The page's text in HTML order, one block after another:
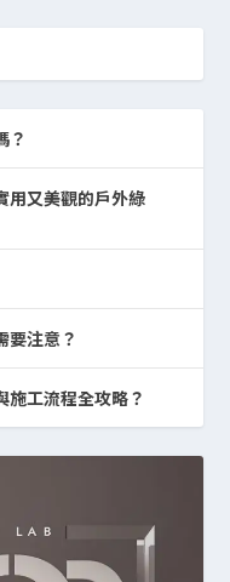
？
用又美觀的戶外綠
要注意？
施工流程全攻略？